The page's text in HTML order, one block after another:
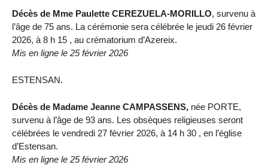
Décès de Mme Paulette CEREZUELA-MORILLO, survenu à
l’âge de 75 ans. La cérémonie sera célébrée le jeudi 26 février
2026, à 8 h 15 , au crématorium d’Azereix.
Mis en ligne le 25 février 2026
ESTENSAN.
Décès de Madame Jeanne CAMPASSENS, née PORTE,
survenu à l’âge de 93 ans. Les obsèques religieuses seront
célébrées le vendredi 27 février 2026, à 14 h 30 , en l’église
d’Estensan.
Mis en ligne le 25 février 2026